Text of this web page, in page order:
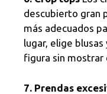
descubierto gran
más adecuados
lugar, elige
figura sin mostrar
7. Prendas